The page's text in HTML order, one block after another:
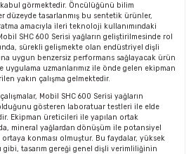
görmektedir. Öncülüğünü bilim
düzeyde tasarlanmış bu sentetik ürünler,
amacıyla ileri teknoloji kullanımındaki
Mobil SHC 600 Serisi yağların geliştirilmesinde rol
sürekli gelişmekte olan endüstriyel dişli
uygun benzersiz performans sağlayacak ürün
uygulama uzmanlarımız ile önde gelen ekipman
yakın çalışma gelmektedir.
Mobil SHC 600 Serisi yağların
gösteren laboratuar testleri ile elde
Ekipman üreticileri ile yapılan ortak
da, mineral yağlardan dönüşüm ile potansiyel
konması olmuştur. Bu faydalar, yüksek
tasarım gereği genel dişli verimliliğinin